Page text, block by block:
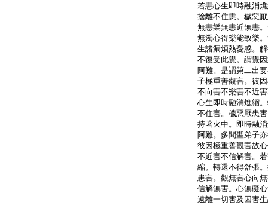
若恚心生即時融消
捨離不住恚。穢惡
無恚樂無恚近無恚
無濁心得樂能致樂
生諸漏煩熱憂慼。
不復受此覺。謂覺
阿難。是謂第二出
子極重善觀害。彼
不向害不樂害不近
心生即時融消燋縮
不住害。穢惡厭患
持著火中。即時融
阿難。多聞聖弟子
彼因極重善觀害故
不近害不信解害。
縮。轉還不得舒張
患害。觀無害心向
信解無害。心無礙
遠離一切害及因害